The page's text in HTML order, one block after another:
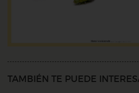
TAMBIÉN TE PUEDE